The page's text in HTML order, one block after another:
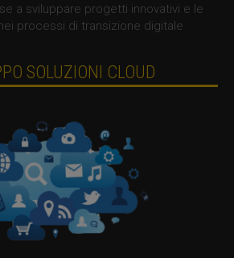
a sviluppare progetti innovativi e le
processi di transizione digitale
SOLUZIONI CLOUD